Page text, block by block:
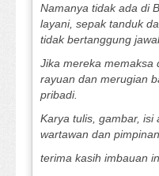
Namanya tidak ada di
layani, sepak tanduk
tidak bertanggung
Jika mereka memaksa
rayuan dan merugian
pribadi.
Karya tulis, gambar, isi
wartawan dan
terima kasih imbauan